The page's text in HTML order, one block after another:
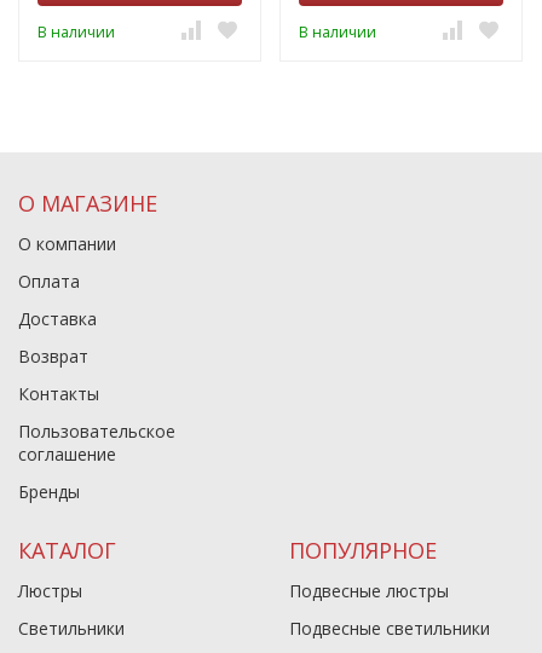
В наличии В наличии
О МАГАЗИНЕ
О компании
Оплата
Доставка
Возврат
Контакты
Пользовательское
соглашение
Бренды
КАТАЛОГ
Люстры
Светильники
ПОПУЛЯРНОЕ
Подвесные люстры
Подвесные светильники